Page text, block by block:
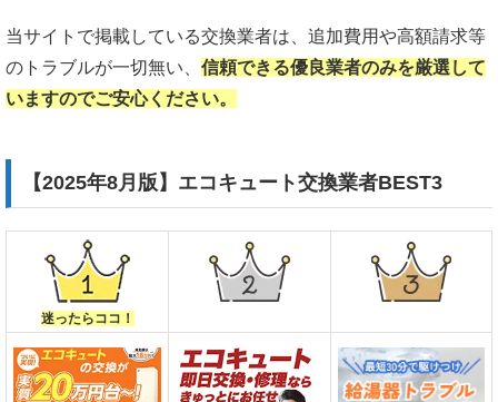
当サイトで掲載している交換業者は、追加費用や高額請求等
のトラブルが一切無い、 信頼できる優良業者のみを厳選して
いますのでご安心ください。
【2025年8月版】エコキュート交換業者BEST3
迷ったらココ！